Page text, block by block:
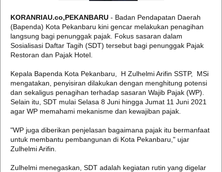
KORANRIAU.co,PEKANBARU - Badan Pendapatan Daerah
(Bapenda) Kota Pekanbaru kini gencar melakukan penagihan
langsung bagi penunggak pajak. Fokus sasaran dalam
Sosialisasi Daftar Tagih (SDT) tersebut bagi penunggak Pajak
Restoran dan Pajak Hotel.
Kepala Bapenda Kota Pekanbaru, H Zulhelmi Arifin SSTP, MSi
mengatakan, penyisiran dilakukan dengan menghitung potensi
dan sekaligus penagihan terhadap sasaran Wajib Pajak (WP).
Selain itu, SDT mulai Selasa 8 Juni hingga Jumat 11 Juni 2021
agar WP memahami mekanisme dan kewajiban pajak.
"WP juga diberikan penjelasan bagaimana pajak itu bermanfaat
untuk membantu pembangunan di Kota Pekanbaru," ujar
Zulhelmi Arifin.
Zulhelmi menegaskan, SDT adalah kegiatan rutin yang digelar